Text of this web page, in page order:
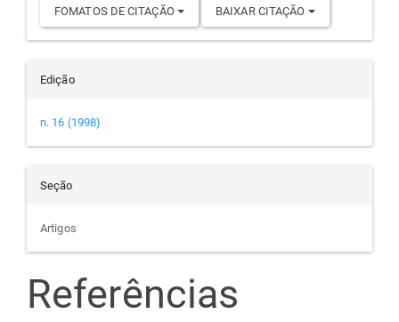
FOMATOS DE CITAÇÃO BAIXAR CITAÇÃO
Edição
n. 16 (1998)
Seção
Artigos
Referências